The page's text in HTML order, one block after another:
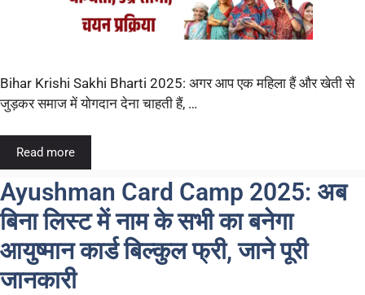
Bihar Krishi Sakhi Bharti 2025: अगर आप एक महिला हैं और खेती से
जुड़कर समाज में योगदान देना चाहती हैं, …
Read more
Ayushman Card Camp 2025: अब
बिना लिस्ट में नाम के सभी का बनेगा
आयुष्मान कार्ड बिल्कुल फ्री, जाने पूरी
जानकारी